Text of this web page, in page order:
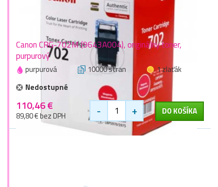
Canon CRG-702M (9643A004), originálny toner,
purpurový
purpurová 10000 stran
1 zlaťák
Nedostupné
110,46 €
89,80 € bez DPH - + DO KOŠÍKA